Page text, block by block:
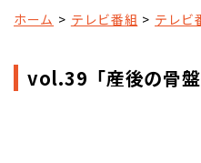
ホーム テレビ番組 テレビ
vol.39「産後の骨盤